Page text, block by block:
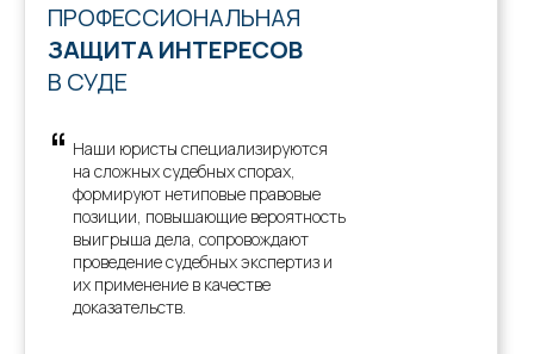
ПРОФЕССИОНАЛЬНАЯ
ЗАЩИТА ИНТЕРЕСОВ
В СУДЕ
Наши юристы специализируются
на сложных судебных спорах,
формируют нетиповые правовые
позиции, повышающие вероятность
выигрыша дела, сопровождают
проведение судебных экспертиз и
их применение в качестве
доказательств.
“